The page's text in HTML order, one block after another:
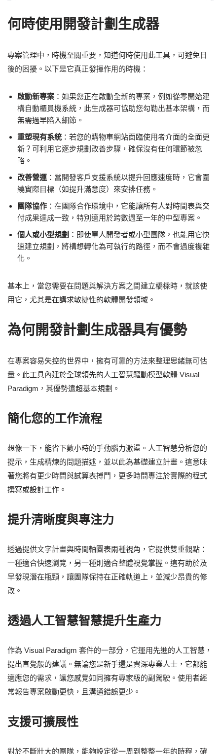
何時使用開發計劃生成器
專案管理中，時機至關重要，知道何時使用此工具，可避免日
後的困擾。以下是它真正發揮作用的時機：
啟動新專案 ：如果您正在啟動全新的專案，例如從零開始建
構自動櫃員機系統，此生成器可協助您勾勒出基本架構，而
無需過早陷入細節。
重塑現有系統 ：若您的購物車網站面臨使用者介面的全面更
新？可利用它逐步規劃改善步驟，確保沒有任何環節被忽
略。
改善營運 ：當開發客戶支援系統以提升回應速度時，它會圍
繞實際目標（如提升滿意度）來安排任務。
團隊協作 ：在團隊合作環境中，它能讓所有人對時間表與交
付成果達成一致，特別適用於跨數週至一年的中型專案。
個人或小型規劃 ：即使單人開發者或小型團隊，也能用它快
速建立規劃，將構想轉化為可執行的路徑，而不會過度複雜
化。
基本上，當您需要在問題與解決方案之間建立橋樑時，就該使
用它，尤其是在講求敏捷性的軟體開發領域。
為何開發計劃生成器具有優勢
在專案容易失控的世界中，擁有可靠的方法來整理思緒無可估
量。此工具內建於全球領先的人工智慧驅動模型軟體 Visual
Paradigm，其優勢遠超基本規劃。
簡化您的工作流程
想像一下，能省下數小時的手動腦力激盪。人工智慧分析您的
提示，生成精煉的問題描述，並以此為基礎建立計畫。這意味
著您將有更少時間與試算表搏鬥，更多時間專注於實際的程式
撰寫或設計工作。
提升清晰度與專注力
透過提供文字計畫與時間軸圖表兩種視角，它提供雙重觀點：
一種適合快速瀏覽，另一種則適合整體視覺掌握。這有助於及
早發現潛在瓶頸，讓團隊保持在正確軌道上，並減少昂貴的修
改。
透過人工智慧智慧提升生產力
作為 Visual Paradigm 套件的一部分，它運用先進的人工智慧，
提出直覺般的建議。無論您是新手還是資深專業人士，它都能
適應您的需求，讓您感覺如同擁有專家級的副駕駛。使用者經
常報告專案啟動更快，且溝通錯誤更少。
支援可擴展性
對於不斷壯大的團隊，能夠設定從一周到整整一年的時程，確